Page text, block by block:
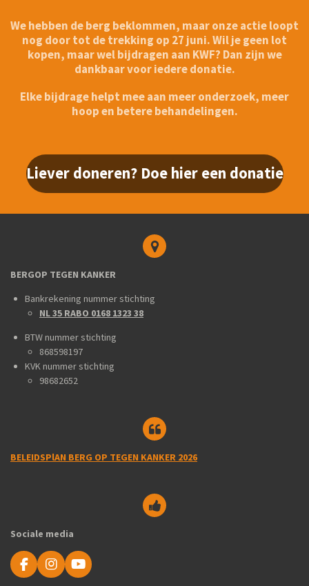
We hebben de berg beklommen, maar onze actie loopt
nog door tot de trekking op 27 juni. Wil je geen lot
kopen, maar wel bijdragen aan KWF? Dan zijn we
dankbaar voor iedere donatie.
Elke bijdrage helpt mee aan meer onderzoek, meer
hoop en betere behandelingen.
Liever doneren? Doe hier een donatie
BERGOP TEGEN KANKER
Bankrekening nummer stichting
NL 35 RABO 0168 1323 38
BTW nummer stichting
868598197
KVK nummer stichting
98682652
BELEIDSPlAN BERG OP TEGEN KANKER 2026
Sociale media
F
a
I
n
Y
o